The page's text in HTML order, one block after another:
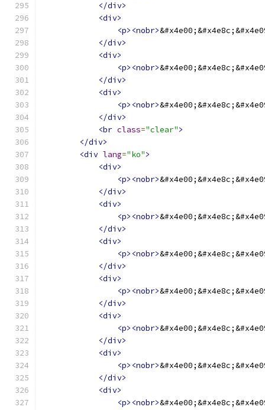
</div>
<div>
<p><nobr>
</div>
<div>
<p><nobr>
</div>
<div>
<p><nobr>
</div>
<br class="clear">
</div>
<div lang="ko">
<div>
<p><nobr>
</div>
<div>
<p><nobr>
</div>
<div>
<p><nobr>
</div>
<div>
<p><nobr>
</div>
<div>
<p><nobr>
</div>
<div>
<p><nobr>
</div>
<div>
<p><nobr>